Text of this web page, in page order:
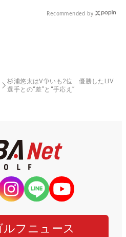
Recommended by
杉浦悠太はV争いも2位 優勝したLIV
選手との“差”と“手応え”
ルフニュース